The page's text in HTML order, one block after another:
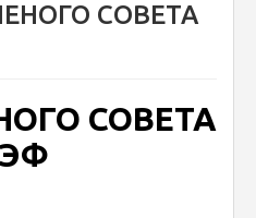
СОВЕТА
СОВЕТА